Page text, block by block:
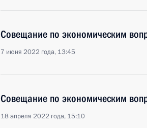
Совещание по экономическим
7 июня 2022 года, 13:45
Совещание по экономическим
18 апреля 2022 года, 15:10